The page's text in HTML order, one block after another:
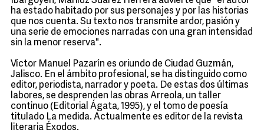
ha estado habitado por sus personajes y por las historias
que nos cuenta. Su texto nos transmite ardor, pasión y
una serie de emociones narradas con una gran intensidad
sin la menor reserva".
Víctor Manuel Pazarín es oriundo de Ciudad Guzmán,
Jalisco. En el ámbito profesional, se ha distinguido como
editor, periodista, narrador y poeta. De estas dos últimas
labores, se desprenden las obras Arreola, un taller
continuo (Editorial Ágata, 1995), y el tomo de poesía
titulado La medida. Actualmente es editor de la revista
literaria Éxodos.